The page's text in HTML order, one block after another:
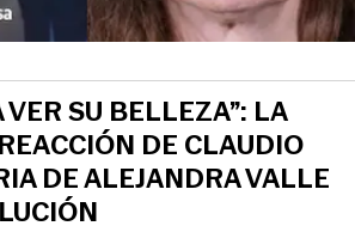
SU BELLEZA”: LA
DE CLAUDIO
DE ALEJANDRA VALLE